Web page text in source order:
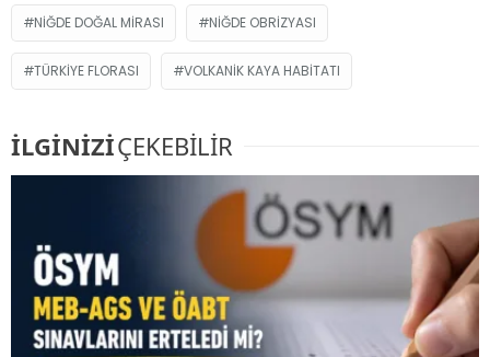
NIĞDE DOĞAL MIRASI NIĞDE OBRIZYASI
TÜRKIYE FLORASI VOLKANIK KAYA HABITATI
İLGİNİZİÇEKEBİLİR